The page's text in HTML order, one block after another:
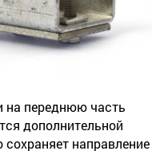
на переднюю часть
дополнительной
направление